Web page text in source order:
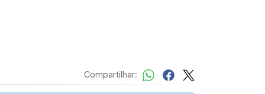
Compartilhar: